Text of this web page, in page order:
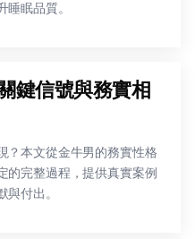
眠品質。
鍵信號與務實相
？本文從金牛男的務實性格
的完整過程，提供真實案例
付出。